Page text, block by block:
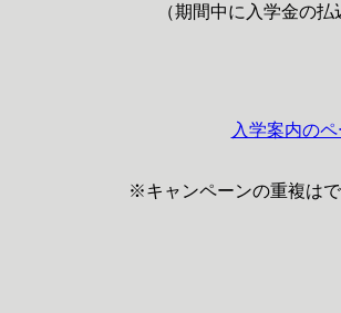
（期間中に入学金の
入学案内の
※キャンペーンの重複は